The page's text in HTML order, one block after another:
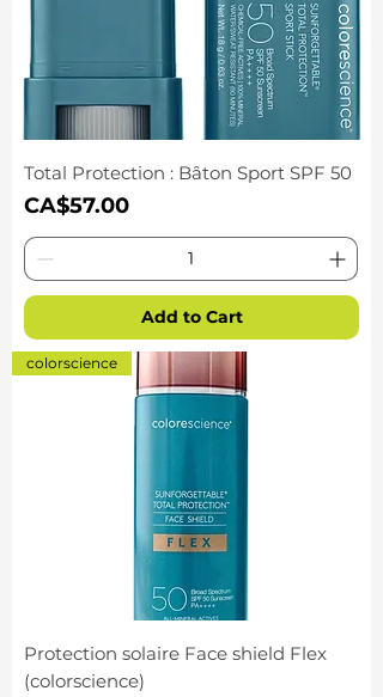
Total Protection : Bâton Sport SPF 50
Price
CA$57.00
Add to Cart
colorscience
Protection solaire Face shield Flex
(colorscience)